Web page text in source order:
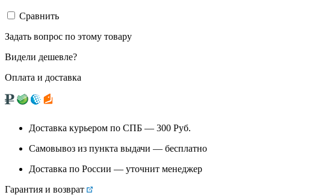
Сравнить
Задать вопрос по этому товару
Видели дешевле?
Оплата и доставка
Доставка курьером по СПБ — 300 Руб.
Самовывоз из пункта выдачи — бесплатно
Доставка по России — уточнит менеджер
Гарантия и возврат